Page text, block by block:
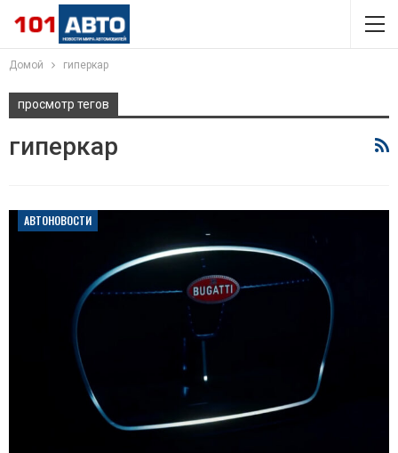
Домой гиперкар
просмотр тегов
гиперкар
АВТОНОВОСТИ